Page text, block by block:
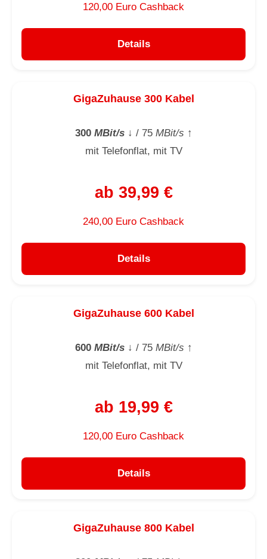
120,00 Euro Cashback
Details
GigaZuhause 300 Kabel
300MBit/s↓ / 75MBit/s ↑
mit Telefonflat, mit TV
ab 39,99 €
240,00 Euro Cashback
Details
GigaZuhause 600 Kabel
600MBit/s↓ / 75MBit/s ↑
mit Telefonflat, mit TV
ab 19,99 €
120,00 Euro Cashback
Details
GigaZuhause 800 Kabel